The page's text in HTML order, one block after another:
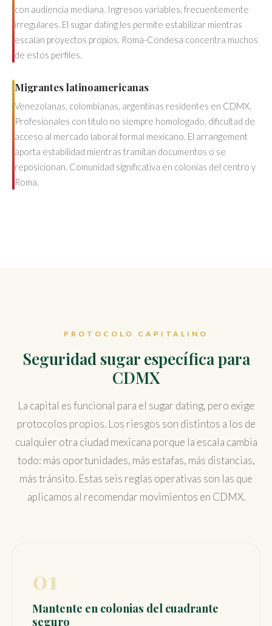
con audiencia mediana. Ingresos variables, frecuentemente
irregulares. El sugar dating les permite estabilizar mientras
escalan proyectos propios. Roma-Condesa concentra muchos
de estos perfiles.
Migrantes latinoamericanas
Venezolanas, colombianas, argentinas residentes en CDMX.
Profesionales con título no siempre homologado, dificultad de
acceso al mercado laboral formal mexicano. El arrangement
aporta estabilidad mientras tramitan documentos o se
reposicionan. Comunidad significativa en colonias del centro y
Roma.
PROTOCOLO CAPITALINO
Seguridad sugar específica para
CDMX
La capital es funcional para el sugar dating, pero exige
protocolos propios. Los riesgos son distintos a los de
cualquier otra ciudad mexicana porque la escala cambia
todo: más oportunidades, más estafas, más distancias,
más tránsito. Estas seis reglas operativas son las que
aplicamos al recomendar movimientos en CDMX.
01
Mantente en colonias del cuadrante
seguro